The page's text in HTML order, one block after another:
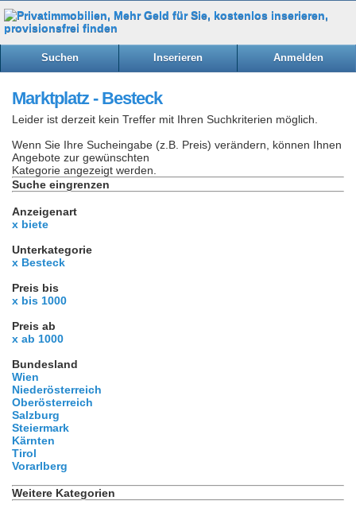
Suchen Inserieren Anmelden
Marktplatz - Besteck
Leider ist derzeit kein Treffer mit Ihren Suchkriterien möglich.
Wenn Sie Ihre Sucheingabe (z.B. Preis) verändern, können Ihnen
Angebote zur gewünschten
Kategorie angezeigt werden.
Suche eingrenzen
Anzeigenart
x biete
Unterkategorie
x Besteck
Preis bis
x bis 1000
Preis ab
x ab 1000
Bundesland
Wien
Niederösterreich
Oberösterreich
Salzburg
Steiermark
Kärnten
Tirol
Vorarlberg
Weitere Kategorien